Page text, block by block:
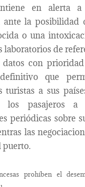
en alerta
ante la posibilidad
o una
laboratorios de
datos con
que
turistas a sus
los pasajeros a
periódicas sobre
las
puerto.
prohíben el